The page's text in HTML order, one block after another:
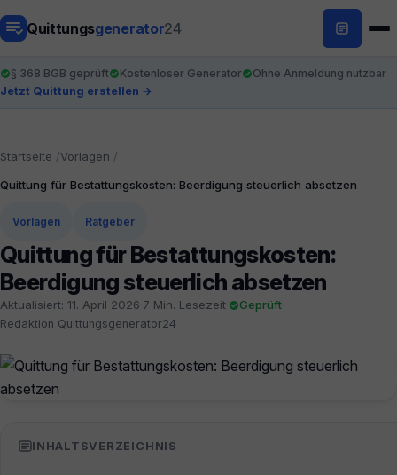
Quittungsgenerator24
§ 368 BGB geprüft Kostenloser Generator
Ohne Anmeldung nutzbar
Jetzt Quittung erstellen →
Startseite
Vorlagen
Quittung für Bestattungskosten: Beerdigung steuerlich absetzen
Vorlagen Ratgeber
Quittung für Bestattungskosten:
Beerdigung steuerlich absetzen
Aktualisiert: 11. April 2026 7 Min. Lesezeit Geprüft
Redaktion Quittungsgenerator24
INHALTSVERZEICHNIS